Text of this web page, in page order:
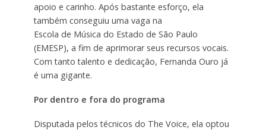
apoio e carinho. Após bastante esforço, ela
também conseguiu uma vaga na
Escola de Música do Estado de São Paulo
(EMESP), a fim de aprimorar seus recursos vocais.
Com tanto talento e dedicação, Fernanda Ouro já
é uma gigante.
Por dentro e fora do programa
Disputada pelos técnicos do The Voice, ela optou